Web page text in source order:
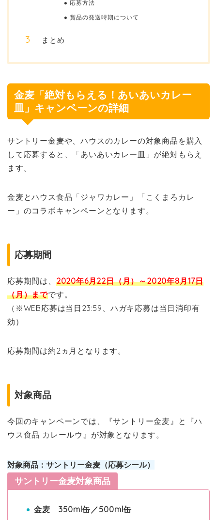
応募方法
賞品の発送時期について
まとめ
金麦「絶対もらえる！あいあいカレー
皿」キャンペーンの詳細
サントリー金麦や、ハウスのカレーの対象商品を購入
して応募すると、「あいあいカレー皿」が絶対もらえ
ます。
金麦とハウス食品「ジャワカレー」「こくまろカレ
ー」のコラボキャンペーンとなります。
応募期間
応募期間は、 2020年6月22日（月）～2020年8月17日
（月）までです。
（※WEB応募は当日23:59、ハガキ応募は当日消印有
効）
応募期間は約2ヵ月となります。
対象商品
今回のキャンペーンでは、『サントリー金麦』と『ハ
ウス食品 カレールウ』が対象となります。
対象商品：サントリー金麦（応募シール）
サントリー金麦対象商品
金麦 350ml缶／500ml缶